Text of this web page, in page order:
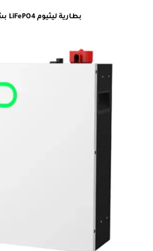
بطارية ليثيوم LiFePO4 بشاشة لمس